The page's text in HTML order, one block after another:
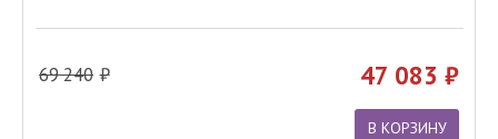
69 240 47 083
В КОРЗИНУ